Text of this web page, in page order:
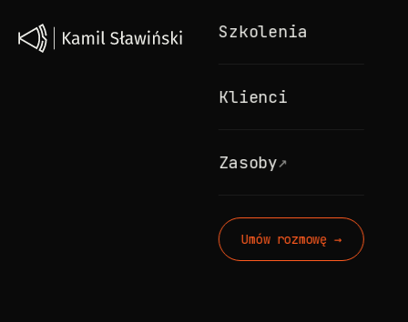
Szkolenia
Klienci
Zasoby↗
Umów rozmowę →